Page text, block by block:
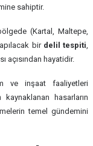
sahiptir.
(Kartal, Maltepe,
bir delil tespiti,
açısından hayatidir.
ve inşaat faaliyetleri
hasarların
temel gündemini